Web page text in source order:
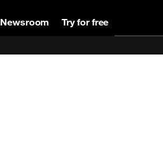
Newsroom Try for free